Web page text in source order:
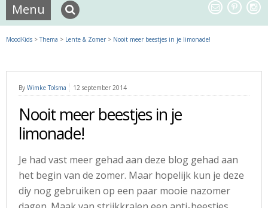
Menu
MoodKids >Thema > Lente & Zomer > Nooit meer beestjes in je limonade!
By Wimke Tolsma 12 september 2014
Nooit meer beestjes in je
limonade!
Je had vast meer gehad aan deze blog gehad aan
het begin van de zomer. Maar hopelijk kun je deze
diy nog gebruiken op een paar mooie nazomer